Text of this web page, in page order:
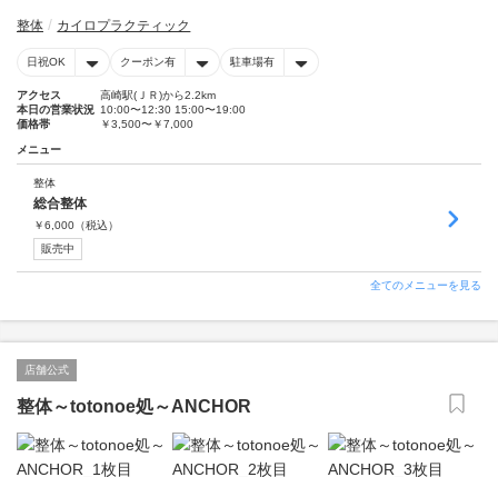
整体 カイロプラクティック
日祝OK クーポン有 駐車場有
アクセス
高崎駅(ＪＲ)から2.2km
本日の営業状況 10:00〜12:30 15:00〜19:00
価格帯
￥3,500〜￥7,000
メニュー
整体
総合整体
￥6,000 （税込）
販売中
全てのメニューを見る
店舗公式
整体～totonoe処～ANCHOR